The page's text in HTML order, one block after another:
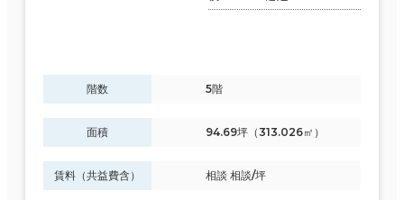
階数 5階
面積 94.69坪（313.026㎡）
賃料（共益費含） 相談 相談/坪